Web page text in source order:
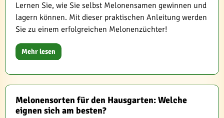
Lernen Sie, wie Sie selbst Melonensamen gewinnen und
lagern können. Mit dieser praktischen Anleitung werden
Sie zu einem erfolgreichen Melonenzüchter!
Mehr lesen
Melonensorten für den Hausgarten: Welche
eignen sich am besten?